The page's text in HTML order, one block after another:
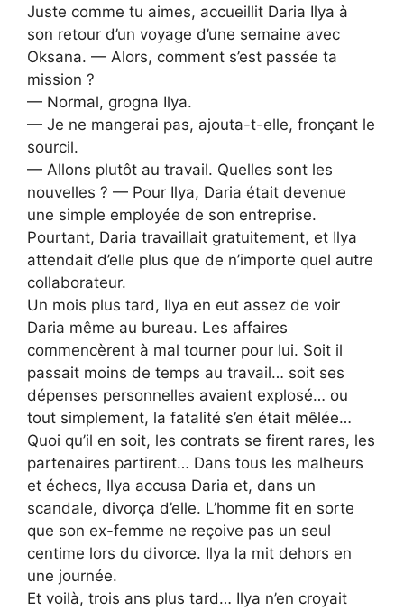
Juste comme tu aimes, accueillit Daria Ilya à
son retour d’un voyage d’une semaine avec
Oksana. — Alors, comment s’est passée ta
mission ?
— Normal, grogna Ilya.
— Je ne mangerai pas, ajouta-t-elle, fronçant le
sourcil.
— Allons plutôt au travail. Quelles sont les
nouvelles ? — Pour Ilya, Daria était devenue
une simple employée de son entreprise.
Pourtant, Daria travaillait gratuitement, et Ilya
attendait d’elle plus que de n’importe quel autre
collaborateur.
Un mois plus tard, Ilya en eut assez de voir
Daria même au bureau. Les affaires
commencèrent à mal tourner pour lui. Soit il
passait moins de temps au travail… soit ses
dépenses personnelles avaient explosé… ou
tout simplement, la fatalité s’en était mêlée…
Quoi qu’il en soit, les contrats se firent rares, les
partenaires partirent… Dans tous les malheurs
et échecs, Ilya accusa Daria et, dans un
scandale, divorça d’elle. L’homme fit en sorte
que son ex-femme ne reçoive pas un seul
centime lors du divorce. Ilya la mit dehors en
une journée.
Et voilà, trois ans plus tard… Ilya n’en croyait